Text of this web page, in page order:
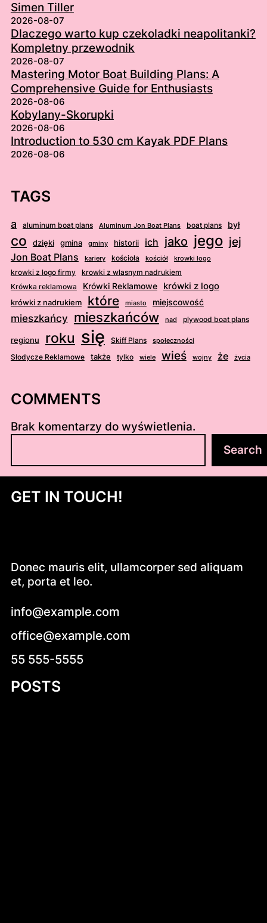
Simen Tiller
2026-08-07
Dlaczego warto kup czekoladki neapolitanki?
Kompletny przewodnik
2026-08-07
Mastering Motor Boat Building Plans: A
Comprehensive Guide for Enthusiasts
2026-08-06
Kobylany-Skorupki
2026-08-06
Introduction to 530 cm Kayak PDF Plans
2026-08-06
TAGS
a aluminum boat plans Aluminum Jon Boat Plans boat plans był
co dzięki gmina gminy historii ich jako jego jej
Jon Boat Plans kariery kościoła kościół krowki logo
krowki z logo firmy
krowki z wlasnym nadrukiem
Krówka reklamowa
Krówki Reklamowe krówki z logo
krówki z nadrukiem które miasto miejscowość
mieszkańcy mieszkańców nad plywood boat plans
regionu roku się Skiff Plans społeczności
Słodycze Reklamowe także tylko wiele wieś wojny że życia
COMMENTS
Brak komentarzy do wyświetlenia.
u
a
Search
GET IN TOUCH!
Donec mauris elit, ullamcorper sed aliquam
et, porta et leo.
info@example.com
office@example.com
55 555-5555
POSTS